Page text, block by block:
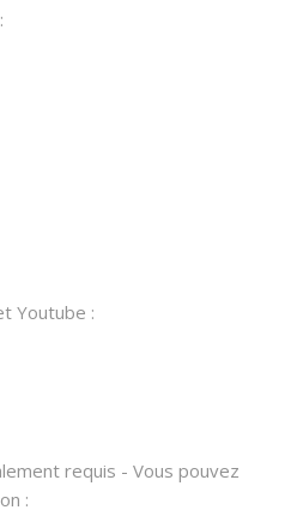
Youtube :
requis - Vous pouvez
: